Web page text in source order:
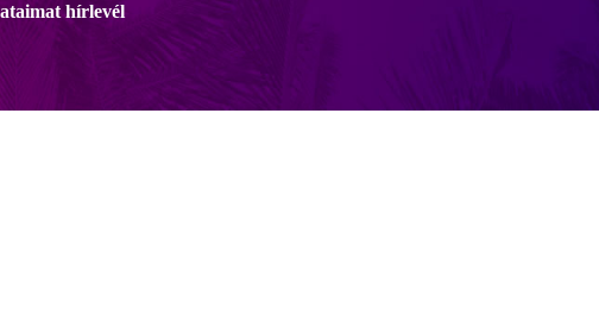
hírlevél